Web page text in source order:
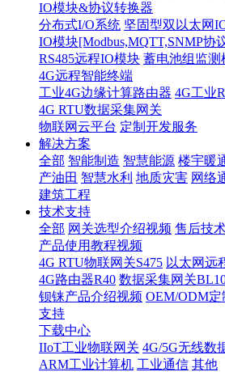
IO模块&协议转换器
分布式I/O系统 坚固型双以太网
IO模块[Modbus,MQTT,SNMP协
RS485远程IO模块 蓄电池组监测
4G远程智能终端
工业4G边缘计算路由器 4G工业
4G RTU数据采集网关
物联网云平台 定制开发服务
解决方案
全部 智能制造 智慧能源 楼宇暖
产油田 智慧水利 地质灾害 网络
建筑工程
技术支持
全部 网关选型介绍视频 售后技
产品使用教程视频
4G RTU物联网关S475 以太网远
4G路由器R40 数据采集网关
钡铼产品介绍视频 OEM/ODM定
支持
下载中心
IIoT工业物联网关 4G/5G无线数
ARM工业计算机 工业通信 其他